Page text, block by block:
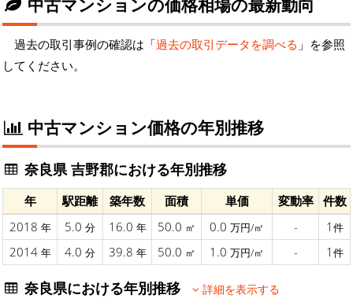
中古マンションの価格相場の最新動向
過去の取引事例の確認は「過去の取引データを調べる 」を参照
してください。
中古マンション価格の年別推移
奈良県 吉野郡における年別推移
年 駅距離 築年数 面積 単価 変動率
件数
2018 年 5.0 分 16.0 年 50.0 ㎡ 0.0 万円/㎡ - 1 件
2014 年 4.0 分 39.8 年 50.0 ㎡ 1.0 万円/㎡ - 1 件
奈良県における年別推移 詳細を表示する